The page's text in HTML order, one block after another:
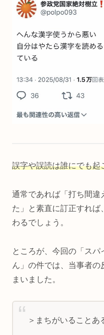
誤字や誤読は誰にでも起
通常であれば「打ち間違
た」と素直に訂正すれば
わるでしょう。
ところが、今回の「スパ
ん」の件では、当事者の
まいました。
＞まちがいることあ